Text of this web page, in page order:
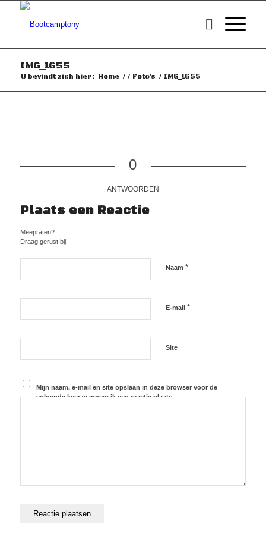
IMG_1655
U bevindt zich hier: Home / / Foto’s / IMG_1655
0
ANTWOORDEN
Plaats een Reactie
Meepraten?
Draag gerust bij!
Naam *
E-mail *
Site
Mijn naam, e-mail en site opslaan in deze browser voor de
volgende keer wanneer ik een reactie plaats.